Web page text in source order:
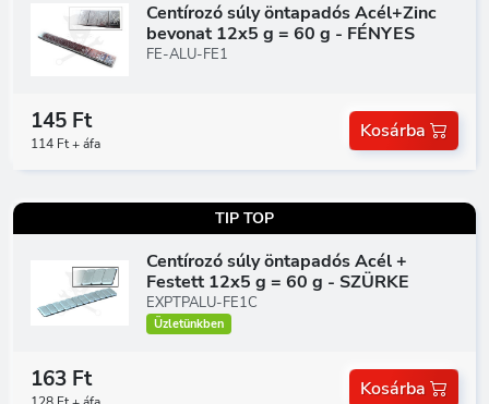
Centírozó súly öntapadós Acél+Zinc
bevonat 12x5 g = 60 g - FÉNYES
FE-ALU-FE1
145 Ft
114 Ft + áfa
Kosárba
TIP TOP
Centírozó súly öntapadós Acél +
Festett 12x5 g = 60 g - SZÜRKE
EXPTPALU-FE1C
Üzletünkben
163 Ft Kosárba